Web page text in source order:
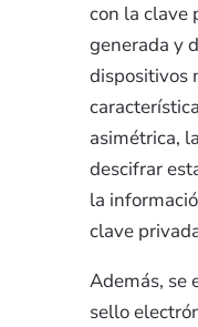
con la clave
generada y
dispositivos
asimétrica,
descifrar
la
clave
Además, se
sello